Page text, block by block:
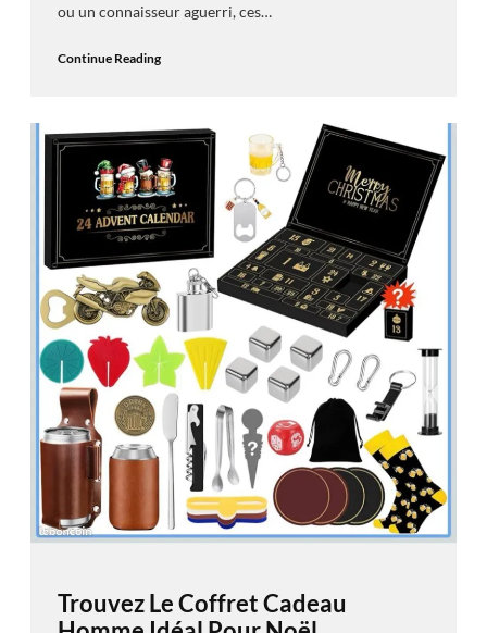
ou un connaisseur aguerri, ces…
Continue Reading
Trouvez Le Coffret Cadeau